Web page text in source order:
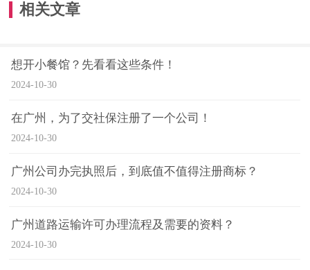
相关文章
想开小餐馆？先看看这些条件！
2024-10-30
在广州，为了交社保注册了一个公司！
2024-10-30
广州公司办完执照后，到底值不值得注册商标？
2024-10-30
广州道路运输许可办理流程及需要的资料？
2024-10-30